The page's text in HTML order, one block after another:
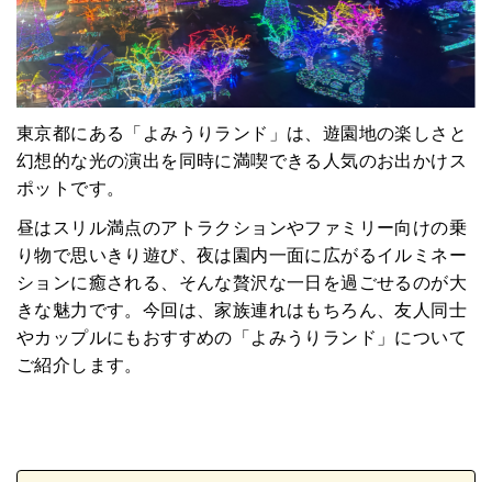
東京都にある「よみうりランド」は、遊園地の楽しさと
幻想的な光の演出を同時に満喫できる人気のお出かけス
ポットです。
昼はスリル満点のアトラクションやファミリー向けの乗
り物で思いきり遊び、夜は園内一面に広がるイルミネー
ションに癒される、そんな贅沢な一日を過ごせるのが大
きな魅力です。今回は、家族連れはもちろん、友人同士
やカップルにもおすすめの「よみうりランド」について
ご紹介します。